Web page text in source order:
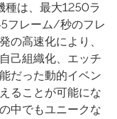
種は、最大1250ラ
フレーム/秒のフレ
の高速化により、
己組織化、エッチ
だった動的イベン
ることが可能にな
中でもユニークな